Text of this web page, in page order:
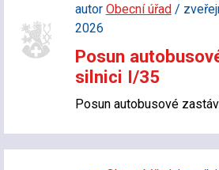
autor Obecní úřad/
2026
Posun
silnici I/35
Posun autobusové